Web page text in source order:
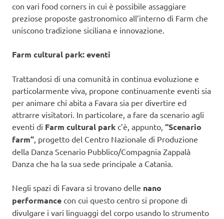
con vari food corners in cui è possibile assaggiare
preziose proposte gastronomico all’interno di Farm che
uniscono tradizione siciliana e innovazione.
Farm cultural park: eventi
Trattandosi di una comunità in continua evoluzione e
particolarmente viva, propone continuamente eventi sia
per animare chi abita a Favara sia per divertire ed
attrarre visitatori. In particolare, a fare da scenario agli
eventi di Farm cultural park c’è, appunto, “Scenario
farm”, progetto del Centro Nazionale di Produzione
della Danza Scenario Pubblico/Compagnia Zappalà
Danza che ha la sua sede principale a Catania.
Negli spazi di Favara si trovano delle nano
performance con cui questo centro si propone di
divulgare i vari linguaggi del corpo usando lo strumento